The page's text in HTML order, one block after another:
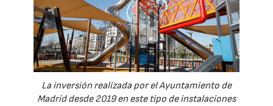
La inversión realizada por el Ayuntamiento de
Madrid desde 2019 en este tipo de instalaciones